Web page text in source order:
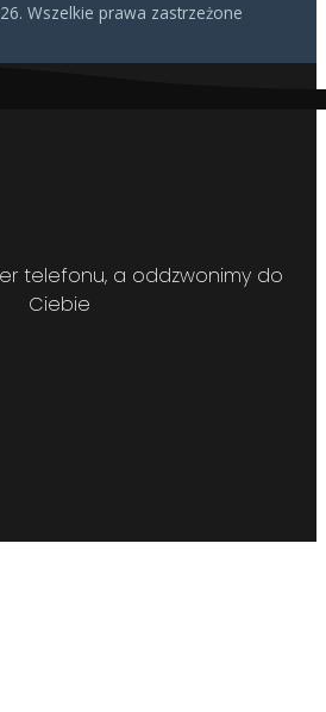
Wszelkie prawa zastrzeżone
telefonu, a oddzwonimy do
Ciebie